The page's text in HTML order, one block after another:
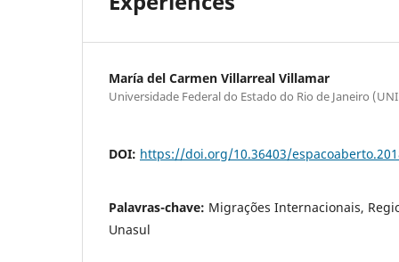
María del Carmen Villarreal Villamar
Universidade Federal do Estado do Rio de Janeiro
DOI: https://doi.org/10.36403/
Palavras-chave: Migrações Internacionais,
Unasul